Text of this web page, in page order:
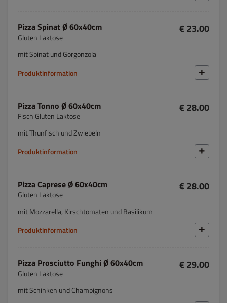
Pizza Spinat Ø 60x40cm
Gluten Laktose
€ 23.00
mit Spinat und Gorgonzola
Produktinformation
Pizza Tonno Ø 60x40cm
Fisch Gluten Laktose
€ 28.00
mit Thunfisch und Zwiebeln
Produktinformation
Pizza Caprese Ø 60x40cm
Gluten Laktose
€ 28.00
mit Mozzarella, Kirschtomaten und Basilikum
Produktinformation
Pizza Prosciutto Funghi Ø 60x40cm
Gluten Laktose
€ 29.00
mit Schinken und Champignons